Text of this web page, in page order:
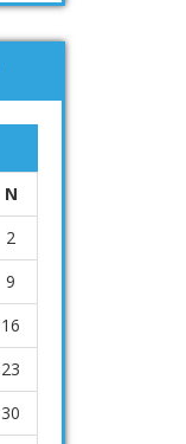
N
2
9
16
23
30